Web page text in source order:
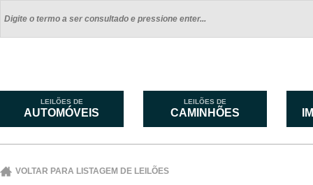
LEILÕES DE
AUTOMÓVEIS
LEILÕES DE
CAMINHÕES
VOLTAR PARA LISTAGEM DE LEILÕES